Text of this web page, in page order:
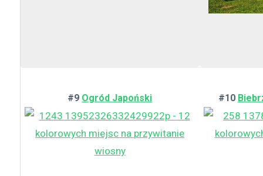
#9 Ogród Japoński #10